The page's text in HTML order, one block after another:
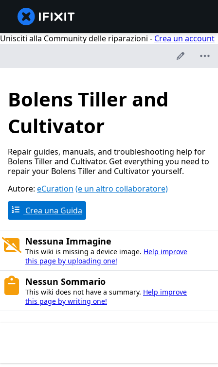
Unisciti alla Community delle riparazioni - Crea un account
Bolens Tiller and
Cultivator
Repair guides, manuals, and troubleshooting help for
Bolens Tiller and Cultivator. Get everything you need to
repair your Bolens Tiller and Cultivator yourself.
Autore: eCuration (e un altro collaboratore)
Crea una Guida
Nessuna Immagine
This wiki is missing a device image. Help improve
this page by uploading one!
Nessun Sommario
This wiki does not have a summary. Help improve
this page by writing one!